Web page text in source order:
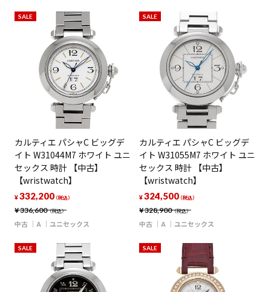
SALE
カルティエ パシャC ビッグデ
イト W31044M7 ホワイト ユニ
セックス 時計 【中古】
【wristwatch】
¥336,600（税込）
¥332,200（税込）
中古 A ユニセックス
SALE
カルティエ パシャC ビッグデ
イト W31055M7 ホワイト ユニ
セックス 時計 【中古】
【wristwatch】
¥328,900（税込）
¥324,500（税込）
中古 A ユニセックス
SALE SALE